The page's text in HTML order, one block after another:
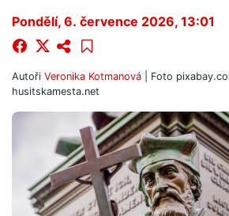
Pondělí, 6. července 2026, 13:01
Autoři Veronika Kotmanová | Foto
husitskamesta.net